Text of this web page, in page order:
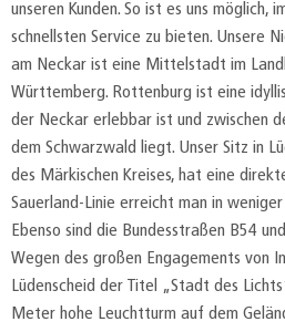
unseren Kunden. So ist es uns möglich,
schnellsten Service zu bieten. Unsere
am Neckar ist eine Mittelstadt im
Württemberg. Rottenburg ist eine
der Neckar erlebbar ist und zwischen
dem Schwarzwald liegt. Unser Sitz in
des Märkischen Kreises, hat eine
Sauerland-Linie erreicht man in
Ebenso sind die Bundesstraßen B54
Wegen des großen Engagements von
Lüdenscheid der Titel „Stadt des
Meter hohe Leuchtturm auf dem